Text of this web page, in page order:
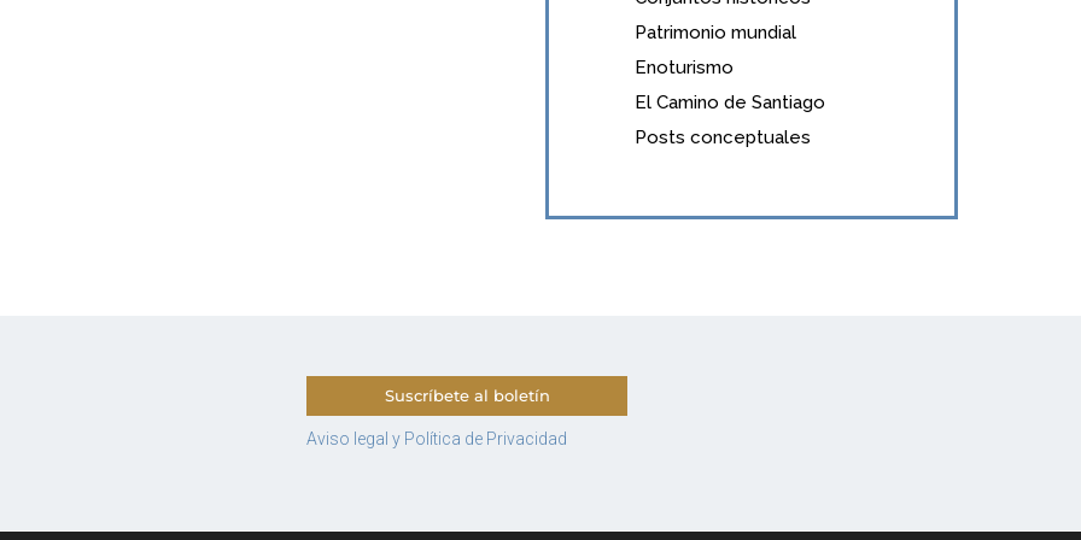
Patrimonio mundial
Enoturismo
El Camino de Santiago
Posts conceptuales